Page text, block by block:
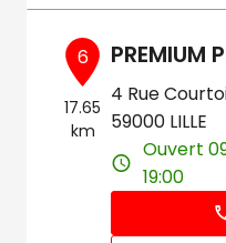
6
17.65
km
PREMIUM
4 Rue
59000 LILLE
Ouvert
19:00